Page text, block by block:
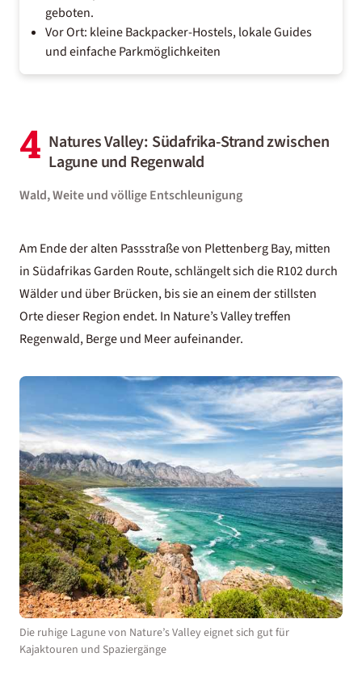
geboten.
Vor Ort: kleine Backpacker-Hostels, lokale Guides
und einfache Parkmöglichkeiten
4 Natures Valley: Südafrika-Strand zwischen
Lagune und Regenwald
Wald, Weite und völlige Entschleunigung
Am Ende der alten Passstraße von Plettenberg Bay, mitten
inSüdafrikas Garden Route, schlängelt sich die R102 durch
Wälder und über Brücken, bis sie an einem der stillsten
Orte dieser Region endet. In Nature’s Valley treffen
Regenwald, Berge und Meer aufeinander.
Die ruhige Lagune von Nature’s Valley eignet sich gut für
Kajaktouren und Spaziergänge